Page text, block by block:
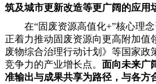
筑及城市更新改造等更广阔的应用
在“固废资源高值化+”核心理
正着力推动固废资源向更高附加值
废物综合治理行动计划》等国家政
竞争力的产业增长点。 面向未来广
准输出与成果共享为路径，与各方